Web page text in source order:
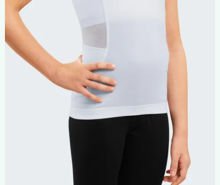
Compresión Médica
Fabricación a Medida
Zona XXL